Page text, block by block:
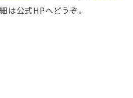
は公式HPへどうぞ。